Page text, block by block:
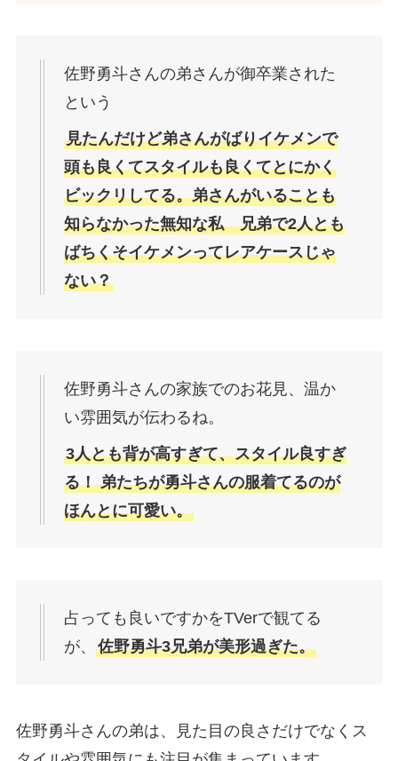
佐野勇斗さんの弟さんが御卒業された
という
見たんだけど弟さんがばりイケメンで
頭も良くてスタイルも良くてとにかく
ビックリしてる。弟さんがいることも
知らなかった無知な私 兄弟で2人とも
ばちくそイケメンってレアケースじゃ
ない？
佐野勇斗さんの家族でのお花見、温か
い雰囲気が伝わるね。
3人とも背が高すぎて、スタイル良すぎ
る！ 弟たちが勇斗さんの服着てるのが
ほんとに可愛い。
占っても良いですかをTVerで観てる
が、 佐野勇斗3兄弟が美形過ぎた。
佐野勇斗さんの弟は、見た目の良さだけでなくス